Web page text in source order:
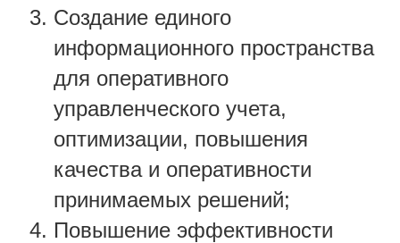
Создание единого
информационного пространства
для оперативного
управленческого учета,
оптимизации, повышения
качества и оперативности
принимаемых решений;
Повышение эффективности